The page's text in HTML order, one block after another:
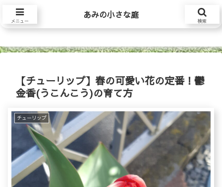
あみの小さな庭
【チューリップ】春の可愛い花の定番！鬱
金香(うこんこう)の育て方
チューリップ
メニュー
あみの小さな庭
検索